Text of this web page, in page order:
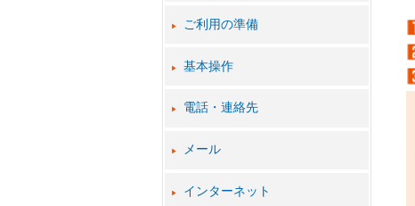
ご利用の準備
基本操作
電話・連絡先
メール
インターネット